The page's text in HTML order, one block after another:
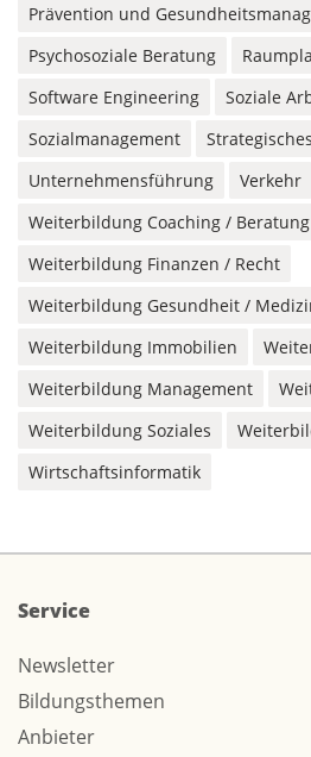
Prävention und
Psychosoziale Beratung
Software Engineering
Soziale
Sozialmanagement
Unternehmensführung
Verkehr
Weiterbildung Coaching / Beratung
Weiterbildung Finanzen / Recht
Weiterbildung Gesundheit /
Weiterbildung Immobilien
Weiterbildung Management
Weiterbildung Soziales
Wirtschaftsinformatik
Service
Newsletter
Bildungsthemen
Anbieter